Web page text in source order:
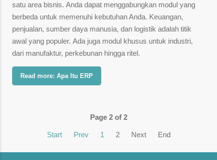
satu area bisnis. Anda dapat menggabungkan modul yang
berbeda untuk memenuhi kebutuhan Anda. Keuangan,
penjualan, sumber daya manusia, dan logistik adalah titik
awal yang populer. Ada juga modul khusus untuk industri,
dari manufaktur, perkebunan hingga ritel.
Read more: Apa Itu ERP
Page 2 of 2
Start Prev 1 2 Next End